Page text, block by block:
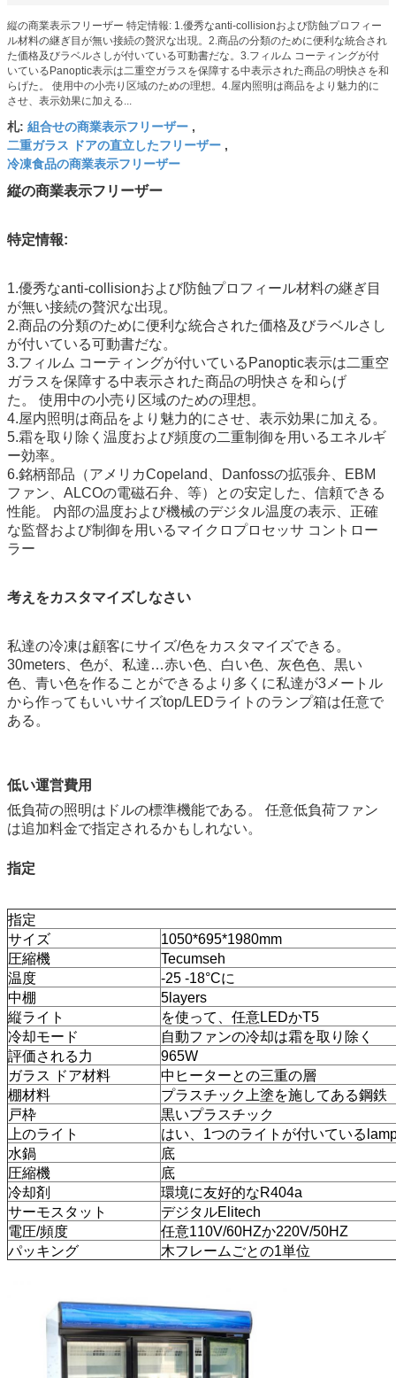
縦の商業表示フリーザー 特定情報: 1.優秀なanti-collisionおよび防蝕プロフィー
ル材料の継ぎ目が無い接続の贅沢な出現。2.商品の分類のために便利な統合され
た価格及びラベルさしが付いている可動書だな。3.フィルム コーティングが付
いているPanoptic表示は二重空ガラスを保障する中表示された商品の明快さを和
らげた。 使用中の小売り区域のための理想。4.屋内照明は商品をより魅力的に
させ、表示効果に加える...
札: 組合せの商業表示フリーザー ,
二重ガラス ドアの直立したフリーザー ,
冷凍食品の商業表示フリーザー
縦の商業表示フリーザー
特定情報:
1.優秀なanti-collisionおよび防蝕プロフィール材料の継ぎ目
が無い接続の贅沢な出現。
2.商品の分類のために便利な統合された価格及びラベルさし
が付いている可動書だな。
3.フィルム コーティングが付いているPanoptic表示は二重空
ガラスを保障する中表示された商品の明快さを和らげ
た。 使用中の小売り区域のための理想。
4.屋内照明は商品をより魅力的にさせ、表示効果に加える。
5.霜を取り除く温度および頻度の二重制御を用いるエネルギ
ー効率。
6.銘柄部品（アメリカCopeland、Danfossの拡張弁、EBM
ファン、ALCOの電磁石弁、等）との安定した、信頼できる
性能。 内部の温度および機械のデジタル温度の表示、正確
な監督および制御を用いるマイクロプロセッサ コントロー
ラー
考えをカスタマイズしなさい
私達の冷凍は顧客にサイズ/色をカスタマイズできる。
30meters、色が、私達…赤い色、白い色、灰色色、黒い
色、青い色を作ることができるより多くに私達が3メートル
から作ってもいいサイズtop/LEDライトのランプ箱は任意で
ある。
低い運営費用
低負荷の照明はドルの標準機能である。 任意低負荷ファン
は追加料金で指定されるかもしれない。
指定
指定
サイズ
1050*695*1980mm
圧縮機
Tecumseh
温度
-25 -18°Cに
中棚
5layers
縦ライト
を使って、任意LEDかT5
冷却モード
自動ファンの冷却は霜を取り除く
評価される力
965W
ガラス ドア材料
中ヒーターとの三重の層
棚材料
プラスチック上塗を施してある鋼鉄
戸枠
黒いプラスチック
上のライト
はい、1つのライトが付いている
水鍋
底
圧縮機
底
冷却剤
環境に友好的なR404a
サーモスタット
デジタルElitech
電圧/頻度
任意110V/60HZか220V/50HZ
パッキング
木フレームごとの1単位